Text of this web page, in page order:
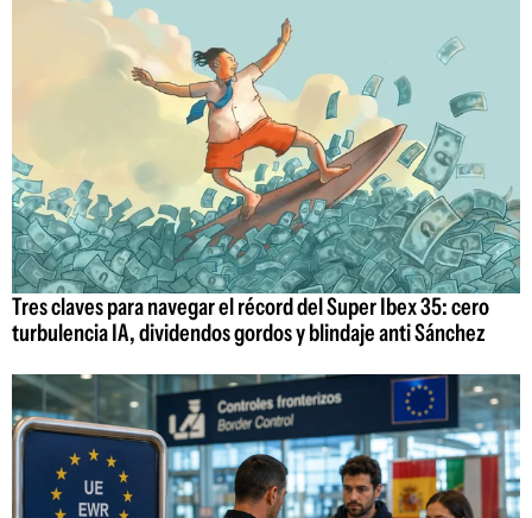
Tres claves para navegar el récord del Super Ibex 35: cero
turbulencia IA, dividendos gordos y blindaje anti Sánchez